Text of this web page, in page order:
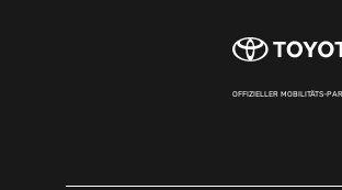
OFFIZIELLER MOBILITÄTS-